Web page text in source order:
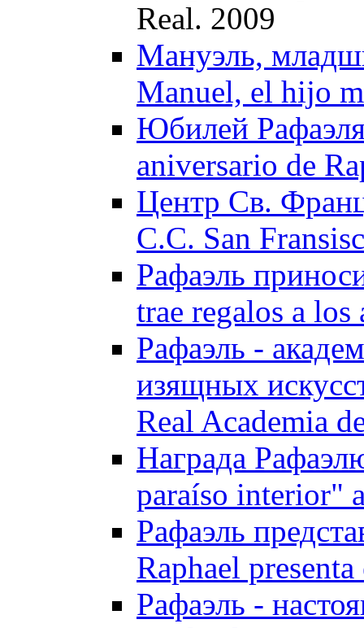
Real. 2009
Мануэль,
Manuel, el hijo
Юбилей
aniversario de
Центр Св.
C.C. San
Рафаэль
trae regalos a los
Рафаэль -
изящных
Real Academia
Награда
paraíso interior"
Рафаэль
Raphael
Рафаэль -